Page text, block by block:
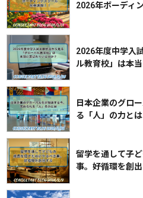
2026年ボーディ
2026年度中学入
ル教育校」は本
日本企業のグロ
る「人」の力とは
留学を通して子
事。好循環を創出